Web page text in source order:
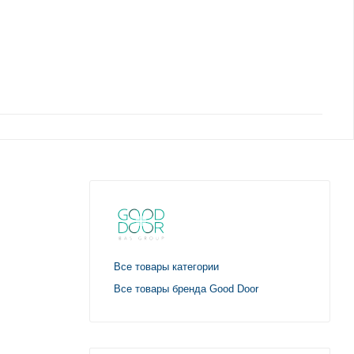
Все товары категории
Все товары бренда Good Door